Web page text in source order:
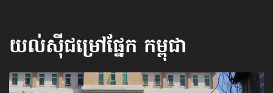
យល់ស៊ីជម្រៅផ្នែក កម្ពុជា